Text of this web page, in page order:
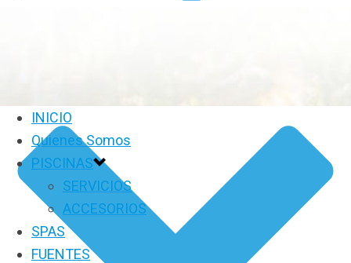
INICIO
Quienes Somos
PISCINAS
SERVICIOS
ACCESORIOS
SPAS
FUENTES